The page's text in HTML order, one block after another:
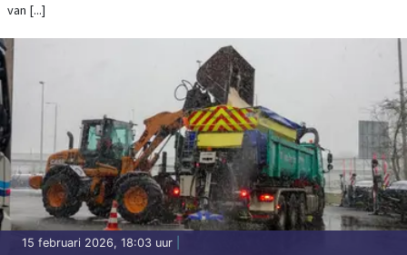
van [...]
15 februari 2026, 18:03 uur